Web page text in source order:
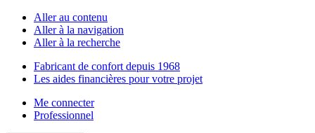
Aller au contenu
Aller à la navigation
Aller à la recherche
Fabricant de confort depuis 1968
Les aides financières pour votre projet
Me connecter
Professionnel